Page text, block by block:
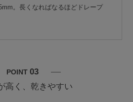
。長くなればなるほどドレープ
POINT 03
高く、乾きやすい